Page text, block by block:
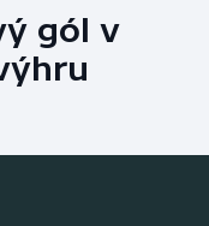
gól v